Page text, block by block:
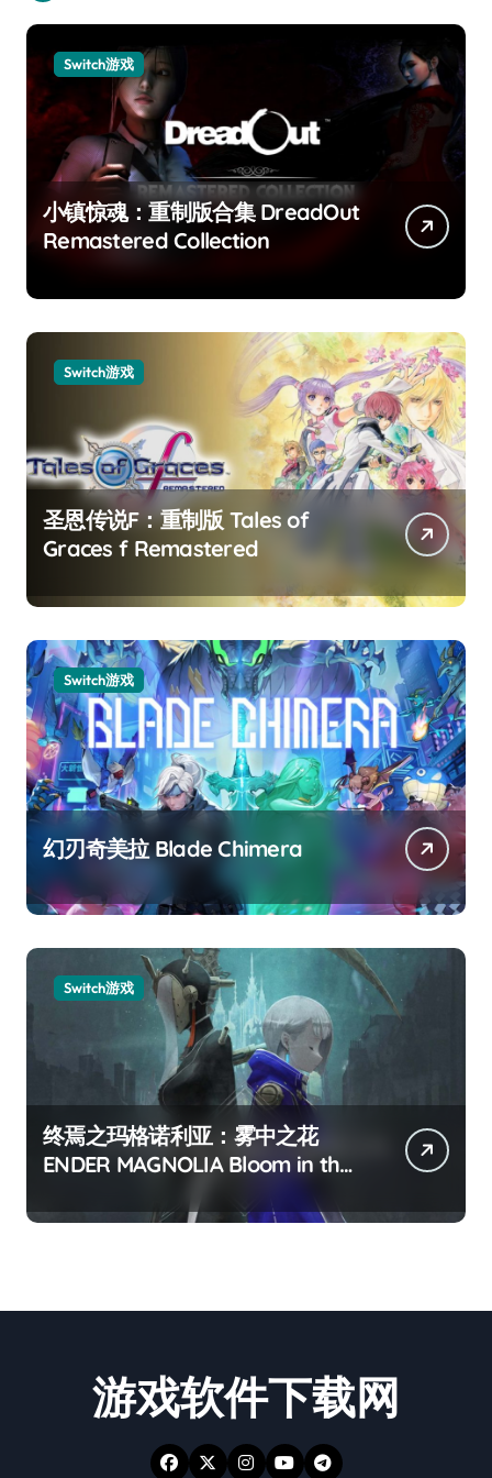
Switch游戏
小镇惊魂：重制版合集 DreadOut
Remastered Collection
Switch游戏
圣恩传说F：重制版 Tales of
Graces f Remastered
Switch游戏
幻刃奇美拉 Blade Chimera
Switch游戏
终焉之玛格诺利亚：雾中之花
ENDER MAGNOLIA Bloom in the
游戏软件下载网